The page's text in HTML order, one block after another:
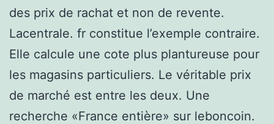
des prix de rachat et non de revente.
Lacentrale. fr constitue l’exemple contraire.
Elle calcule une cote plus plantureuse pour
les magasins particuliers. Le véritable prix
de marché est entre les deux. Une
recherche «France entière» sur leboncoin.